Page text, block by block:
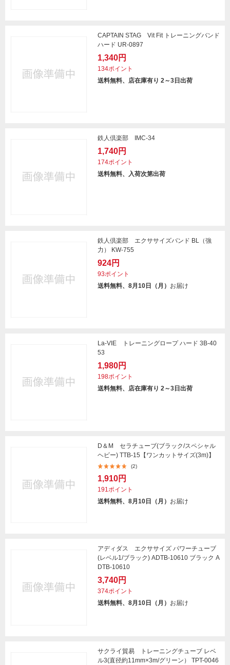
CAPTAIN STAG Vit Fit トレーニングバンド
ハード UR-0897
1,340円
134ポイント
送料無料、店在庫有り 2～3日出荷
鉄人倶楽部 IMC-34
1,740円
174ポイント
送料無料、入荷次第出荷
鉄人倶楽部 エクササイズバンド BL（強
力） KW-755
924円
93ポイント
送料無料、8月10日（月） お届け
La-VIE トレーニングロープ ハード 3B-40
53
1,980円
198ポイント
送料無料、店在庫有り 2～3日出荷
D＆M セラチューブ(ブラック/スペシャル
ヘビー) TTB-15【ワンカットサイズ(3m)】
(2)
1,910円
191ポイント
送料無料、8月10日（月） お届け
アディダス エクササイズ パワーチューブ
(レベル1/ブラック) ADTB-10610 ブラック A
DTB-10610
3,740円
374ポイント
送料無料、8月10日（月） お届け
サクライ貿易 トレーニングチューブ レベ
ル3(直径約11mm×3m/グリーン） TPT-0046